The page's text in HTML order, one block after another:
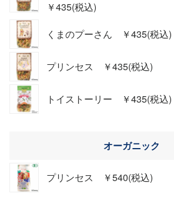
￥435(税込)
くまのプーさん ￥435(税込)
プリンセス ￥435(税込)
トイストーリー ￥435(税込)
オーガニック
プリンセス ￥540(税込)